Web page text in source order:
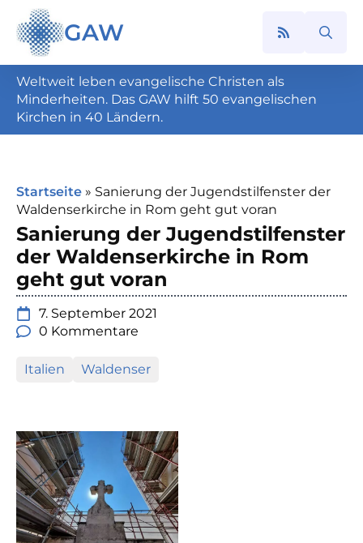
GAW
Search
Weltweit leben evangelische Christen als
Minderheiten. Das GAW hilft 50 evangelischen
Kirchen in 40 Ländern.
Startseite » Sanierung der Jugendstilfenster der
Waldenserkirche in Rom geht gut voran
Sanierung der Jugendstilfenster
der Waldenserkirche in Rom
geht gut voran
7. September 2021
0 Kommentare
Italien Waldenser